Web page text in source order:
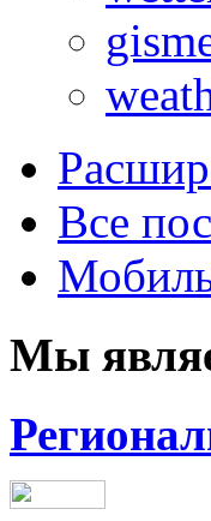
Все
Мы